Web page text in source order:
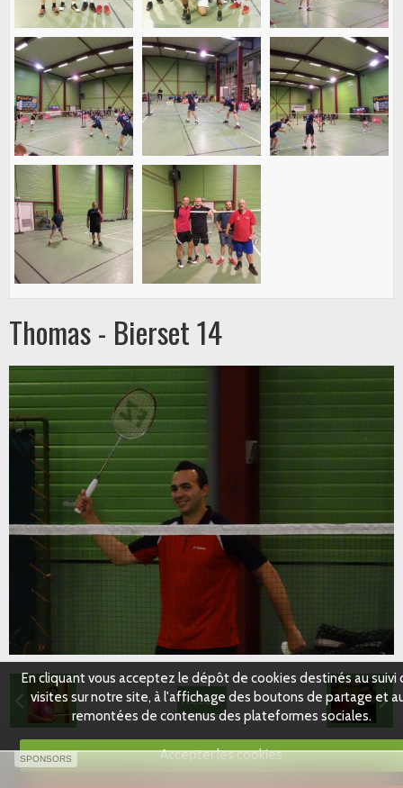
Thomas - Bierset 14
Retour
SPONSORS
En cliquant vous acceptez le dépôt de cookies destinés au suivi
visites sur notre site, à l'affichage des boutons de partage et
remontées de contenus des plateformes sociales.
Accepter les cookies